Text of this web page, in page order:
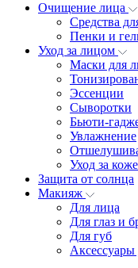
Очищение лица
Средства
Пенки и
Уход за лицом
Маски для
Эссенции
Сыворотки
Бьюти-
Увлажнение
Уход за
Защита от солнца
Макияж
Для лица
Для глаз и
Для губ